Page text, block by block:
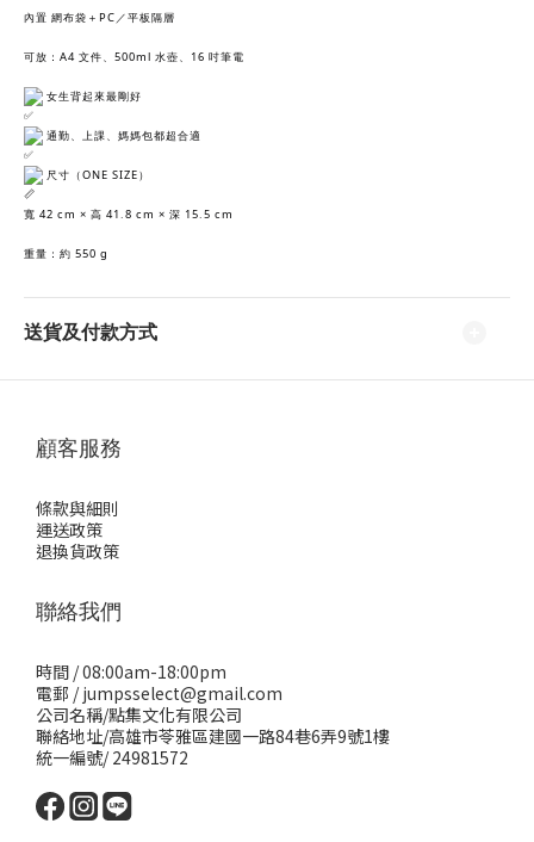
內置 網布袋＋PC／平板隔層
可放：A4 文件、500ml 水壺、16 吋筆電
女生背起來最剛好
通勤、上課、媽媽包都超合適
尺寸（ONE SIZE）
寬 42 cm × 高 41.8 cm × 深 15.5 cm
重量：約 550 g
送貨及付款方式
顧客服務
條款與細則
運送政策
退換貨政策
聯絡我們
時間 / 08:00am-18:00pm
電郵 / jumpsselect@gmail.com
公司名稱/點集文化有限公司
聯絡地址/高雄市苓雅區建國一路84巷6弄9號1樓
統一編號/ 24981572